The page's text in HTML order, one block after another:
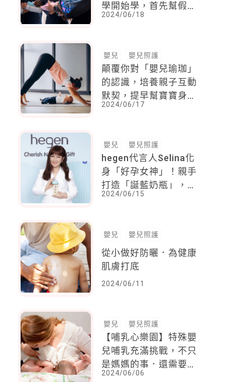
學開始學，首先幫假娃
娃命名，超有趣
2024/06/18
嬰兒 嬰兒照護
顛覆你對「嬰兒瑜珈」
的認識，培養親子互動
默契，提早幫寶寶身子
骨打底
2024/06/17
嬰兒 嬰兒照護
hegen代言人Selina化
身「好孕女神」！親手
打造「誕藍奶瓶」，首
次推出14hrs限定快閃
2024/06/15
嬰兒 嬰兒照護
從小做好防曬．為健康
肌膚打底
2024/06/11
嬰兒 嬰兒照護
【哺乳心樂園】特殊嬰
兒哺乳充滿挑戰，不只
是媽媽的事．還需要整
個家庭和專業人員共同
2024/06/06